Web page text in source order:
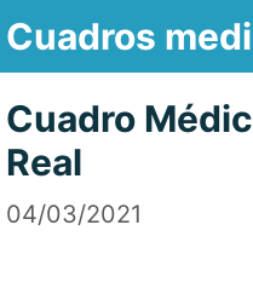
Saltar
contenido
Cuadros
Cuadro
Real
04/03/2021